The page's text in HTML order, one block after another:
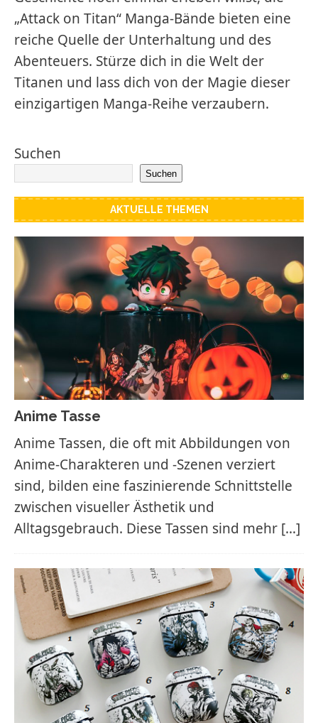
„Attack on Titan“ Manga-Bände bieten eine
reiche Quelle der Unterhaltung und des
Abenteuers. Stürze dich in die Welt der
Titanen und lass dich von der Magie dieser
einzigartigen Manga-Reihe verzaubern.
Suchen
Suchen
AKTUELLE THEMEN
Anime Tasse
Anime Tassen, die oft mit Abbildungen von
Anime-Charakteren und -Szenen verziert
sind, bilden eine faszinierende Schnittstelle
zwischen visueller Ästhetik und
Alltagsgebrauch. Diese Tassen sind mehr […]